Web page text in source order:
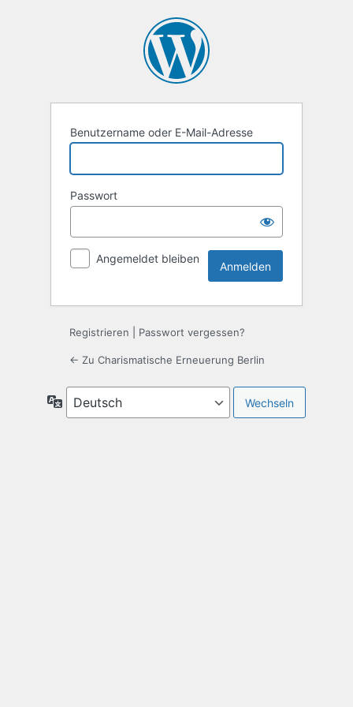
Benutzername oder E-Mail-Adresse
Passwort
Angemeldet bleiben
Registrieren Passwort vergessen?
← Zu Charismatische Erneuerung Berlin
Sprache